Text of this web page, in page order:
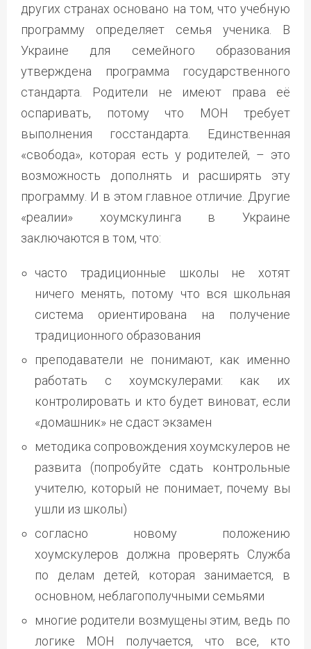
других странах основано на том, что учебную
программу определяет семья ученика. В
Украине для семейного образования
утверждена программа государственного
стандарта. Родители не имеют права её
оспаривать, потому что МОН требует
выполнения госстандарта. Единственная
«свобода», которая есть у родителей, – это
возможность дополнять и расширять эту
программу. И в этом главное отличие. Другие
«реалии» хоумскулинга в Украине
заключаются в том, что:
часто традиционные школы не хотят
ничего менять, потому что вся школьная
система ориентирована на получение
традиционного образования
преподаватели не понимают, как именно
работать с хоумскулерами: как их
контролировать и кто будет виноват, если
«домашник» не сдаст экзамен
методика сопровождения хоумскулеров не
развита (попробуйте сдать контрольные
учителю, который не понимает, почему вы
ушли из школы)
согласно новому положению
хоумскулеров должна проверять Служба
по делам детей, которая занимается, в
основном, неблагополучными семьями
многие родители возмущены этим, ведь по
логике МОН получается, что все, кто